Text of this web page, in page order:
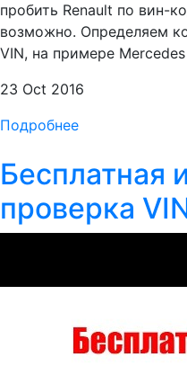
пробить Renault по вин-
возможно. Определяем
VIN, на примере
23 Oct 2016
Подробнее
Бесплатная
проверка